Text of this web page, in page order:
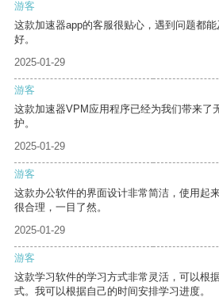
游客
这款加速器app的客服很贴心，遇到问题都
好。
2025-01-29
游客
这款加速器VPM应用程序已经为我们带来了
护。
2025-01-29
游客
这款办公软件的界面设计非常简洁，使用起
很合理，一目了然。
2025-01-29
游客
这款学习软件的学习方式非常灵活，可以根
式。我可以根据自己的时间安排学习进度。